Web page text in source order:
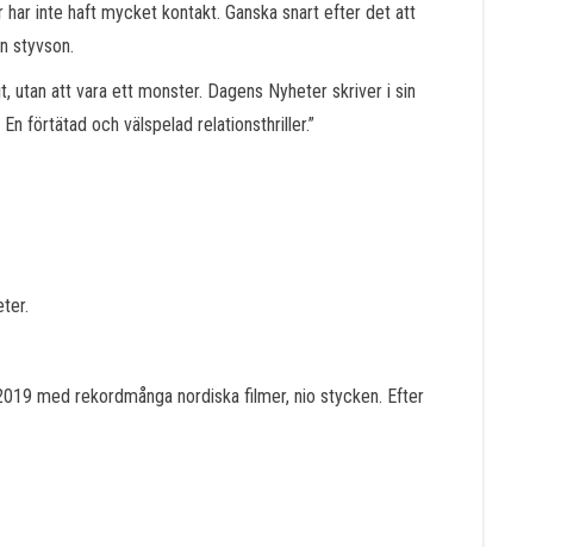
inte haft mycket kontakt. Ganska snart efter det att
styvson.
utan att vara ett monster. Dagens Nyheter skriver i sin
förtätad och välspelad relationsthriller.”
med rekordmånga nordiska filmer, nio stycken. Efter